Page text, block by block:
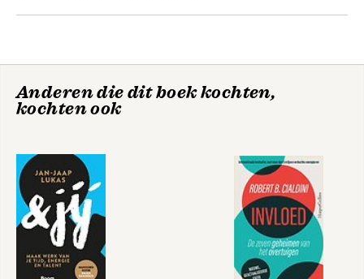
vertrouwen
vertrouwen
Anderen die dit boek kochten,
kochten ook